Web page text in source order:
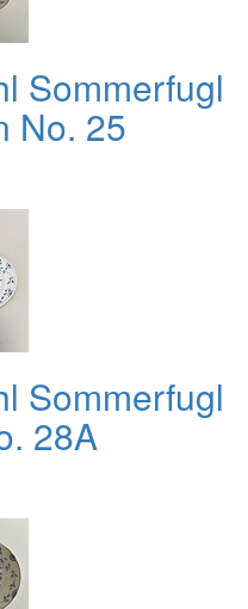
Sommerfugl
No. 25
Sommerfugl
28A